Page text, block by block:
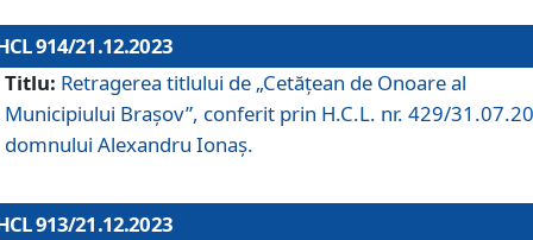
914/21.12.2023
Titlu: Retragerea titlului de „Cetățean de Onoare al
Municipiului Brașov”, conferit prin H.C.L. nr. 429/
domnului Alexandru Ionaș.
913/21.12.2023